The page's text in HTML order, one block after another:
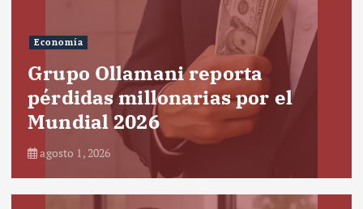
Economía
Grupo Ollamani reporta
pérdidas millonarias por el
Mundial 2026
agosto 1, 2026